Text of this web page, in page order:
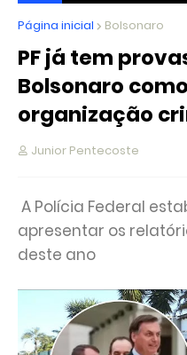
JORNALISMO
CRÍTICO
Página inicial Bolsonaro
PF já tem
Bolsonaro
organização
Junior Pentecoste
A Polícia Federal
apresentar os
deste ano